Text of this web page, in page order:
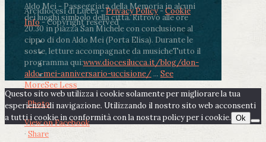
Aldo Mei - Passeggiata della Memoria in alcuni
dei luoghi simbolo della città. Ritrovo alle ore
20.30 in piazza San Michele con conclusione al
cippo di don Aldo Mei (Porta Elisa). Durante le
soste, letture accompagnate da musicheTutto il
programma qui:www.diocesilucca.it/blog/don-
aldo-mei-anniversario-uccisione/ ... See
MoreSee Less
Photo
View on Facebook
· Share
Arcidiocesi di Lucca -Privacy Policy-Cookie
Info- Copyright reserved
Questo sito web utilizza i cookie solamente per migliorare la tua
esperienza di navigazione. Utilizzando il nostro sito web acconsenti
a tutti i cookie in conformità con la nostra policy per i cookie. Ok